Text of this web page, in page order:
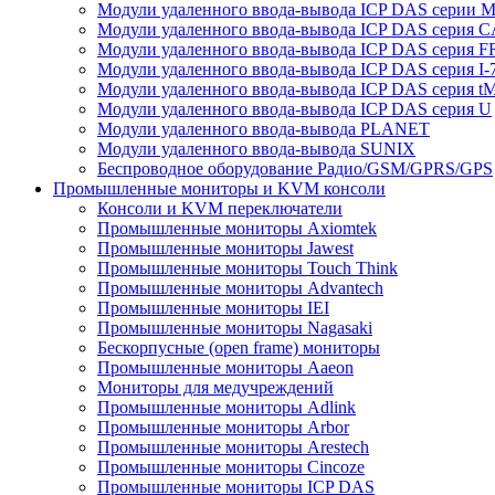
Модули удаленного ввода-вывода ICP DAS серии M
Модули удаленного ввода-вывода ICP DAS серия
Модули удаленного ввода-вывода ICP DAS серия
Модули удаленного ввода-вывода ICP DAS серия I-
Модули удаленного ввода-вывода ICP DAS серия
Модули удаленного ввода-вывода ICP DAS серия U
Модули удаленного ввода-вывода PLANET
Модули удаленного ввода-вывода SUNIX
Беспроводное оборудование Радио/GSM/GPRS/GPS
Промышленные мониторы и KVM консоли
Консоли и KVM переключатели
Промышленные мониторы Axiomtek
Промышленные мониторы Jawest
Промышленные мониторы Touch Think
Промышленные мониторы Advantech
Промышленные мониторы IEI
Промышленные мониторы Nagasaki
Бескорпусные (open frame) мониторы
Промышленные мониторы Aaeon
Мониторы для медучреждений
Промышленные мониторы Adlink
Промышленные мониторы Arbor
Промышленные мониторы Arestech
Промышленные мониторы Cincoze
Промышленные мониторы ICP DAS